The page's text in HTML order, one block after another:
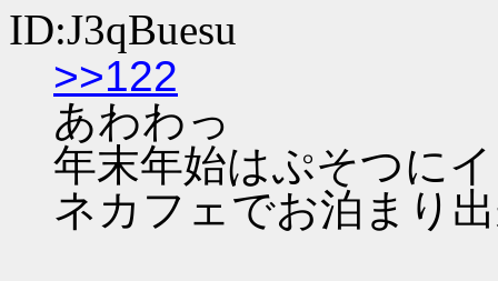
ID:J3qBuesu
>>122
あわわっ
年末年始はぷそつに
ネカフェでお泊まり